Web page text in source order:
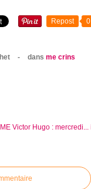
Repost 0
- dans me crins
Victor Hugo : mercredi...